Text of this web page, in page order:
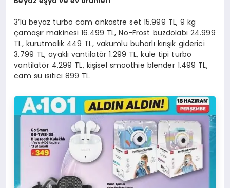
3’lü beyaz turbo cam ankastre set 15.999 TL, 9 kg
çamaşır makinesi 16.499 TL, No-Frost buzdolabı 24.999
TL, kurutmalık 449 TL, vakumlu buharlı kırışık giderici
3.799 TL, ayaklı vantilatör 1.299 TL, kule tipi turbo
vantilatör 4.299 TL, kişisel smoothie blender 1.499 TL,
cam su ısıtıcı 899 TL.